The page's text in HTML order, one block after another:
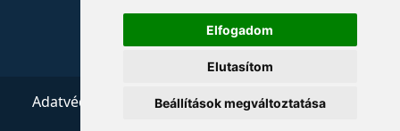
Elfogadom
Elutasítom
Beállítások megváltoztatása
Adatvédelem ÁSZF Impresszum
Kapcsolat